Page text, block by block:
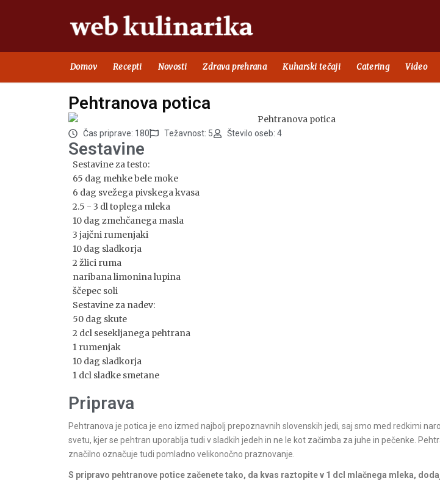
Domov Recepti Novosti Zdrava prehrana Kuharski tečaji Catering Video
Pehtranova potica
Čas priprave: 180 Težavnost: 5 Število oseb: 4
Sestavine
Sestavine za testo:
65 dag mehke bele moke
6 dag svežega pivskega kvasa
2.5 - 3 dl toplega mleka
10 dag zmehčanega masla
3 jajčni rumenjaki
10 dag sladkorja
2 žlici ruma
naribana limonina lupina
ščepec soli
Sestavine za nadev:
50 dag skute
2 dcl sesekljanega pehtrana
1 rumenjak
10 dag sladkorja
1 dcl sladke smetane
Priprava
Pehtranova je potica je eno izmed najbolj prepoznavnih slovenskih jedi, saj smo med redkimi
svetu, kjer se pehtran uporablja tudi v sladkih jedeh in ne le kot začimba za juhe in pečenke.
značilno označuje tudi pomladno velikonočno praznovanje.
S pripravo pehtranove potice začenete tako, da kvas raztopite v 1 dcl mlačnega mleka,